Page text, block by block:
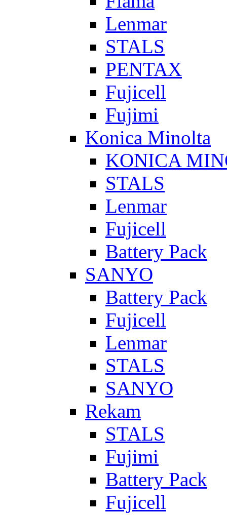
Lenmar
STALS
PENTAX
Fujicell
Fujimi
Konica Minolta
KONICA
STALS
Lenmar
Fujicell
Battery Pack
SANYO
Battery Pack
Fujicell
Lenmar
STALS
SANYO
Rekam
STALS
Fujimi
Battery Pack
Fujicell